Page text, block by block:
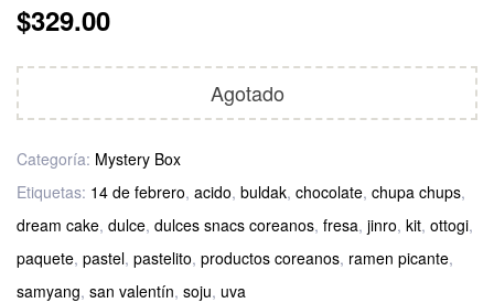
$329.00
Agotado
Categoría: Mystery Box
Etiquetas: 14 de febrero, acido, buldak, chocolate, chupa chups,
dream cake, dulce, dulces snacs coreanos, fresa, jinro, kit, ottogi,
paquete, pastel, pastelito, productos coreanos, ramen picante,
samyang, san valentín, soju, uva